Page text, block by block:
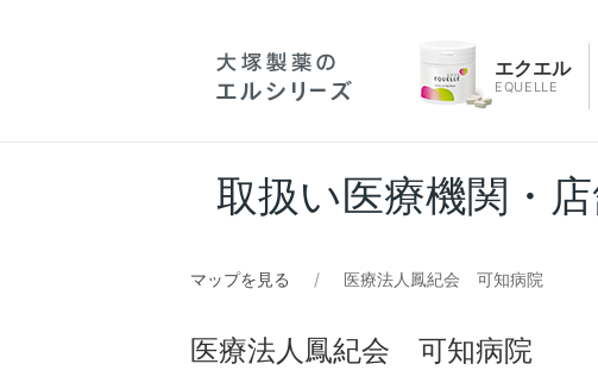
エクエル
EQUELLE
取扱い医療機関・
マップを見る 医療法人鳳紀会 可知病院
医療法人鳳紀会 可知病院